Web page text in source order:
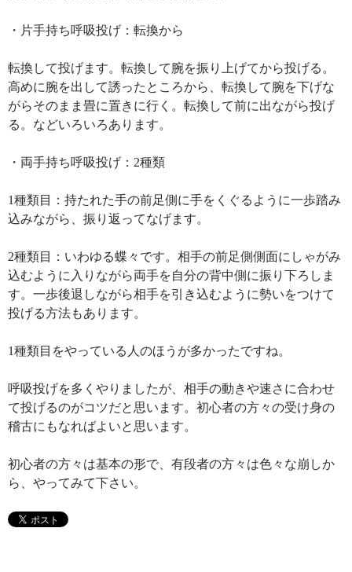
・片手持ち呼吸投げ：転換から
転換して投げます。転換して腕を振り上げてから投げる。
高めに腕を出して誘ったところから、転換して腕を下げな
がらそのまま畳に置きに行く。転換して前に出ながら投げ
る。などいろいろあります。
・両手持ち呼吸投げ：2種類
1種類目：持たれた手の前足側に手をくぐるように一歩踏み
込みながら、振り返ってなげます。
2種類目：いわゆる蝶々です。相手の前足側側面にしゃがみ
込むように入りながら両手を自分の背中側に振り下ろしま
す。一歩後退しながら相手を引き込むように勢いをつけて
投げる方法もあります。
1種類目をやっている人のほうが多かったですね。
呼吸投げを多くやりましたが、相手の動きや速さに合わせ
て投げるのがコツだと思います。初心者の方々の受け身の
稽古にもなればよいと思います。
初心者の方々は基本の形で、有段者の方々は色々な崩しか
ら、やってみて下さい。